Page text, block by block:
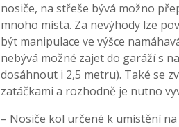
nosiče, na střeše bývá možno
mnoho místa. Za nevýhody lze
být manipulace ve výšce
nebývá možné zajet do garáží s
dosáhnout i 2,5 metru). Také se
zatáčkami a rozhodně je nutno
– Nosiče kol určené k umístění